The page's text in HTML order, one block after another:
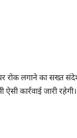
रोक लगाने का सख्त
कार्रवाई जारी रहेगी।